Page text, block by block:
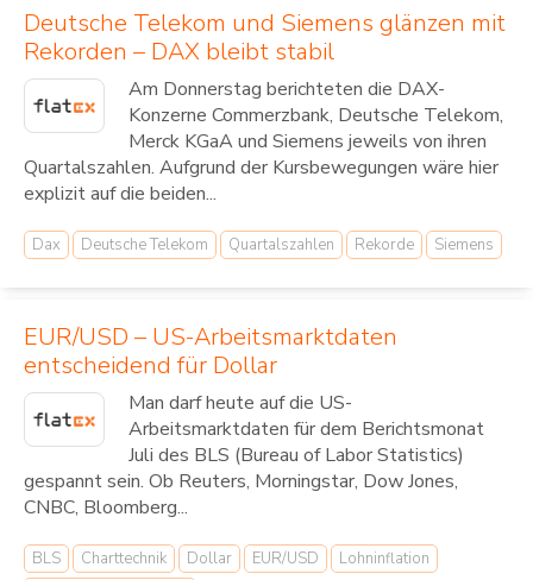
Deutsche Telekom und Siemens glänzen mit
Rekorden – DAX bleibt stabil
Am Donnerstag berichteten die DAX-
Konzerne Commerzbank, Deutsche Telekom,
Merck KGaA und Siemens jeweils von ihren
Quartalszahlen. Aufgrund der Kursbewegungen wäre hier
explizit auf die beiden...
Dax Deutsche Telekom Quartalszahlen Rekorde Siemens
EUR/USD – US-Arbeitsmarktdaten
entscheidend für Dollar
Man darf heute auf die US-
Arbeitsmarktdaten für dem Berichtsmonat
Juli des BLS (Bureau of Labor Statistics)
gespannt sein. Ob Reuters, Morningstar, Dow Jones,
CNBC, Bloomberg...
BLS Charttechnik Dollar EUR/USD
Lohninflation